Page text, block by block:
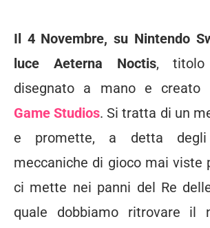
Il 4 Novembre, su Nintendo
luce Aeterna Noctis, titolo
disegnato a mano e creato
Game Studios. Si tratta di un
e promette, a detta degli
meccaniche di gioco mai viste
ci mette nei panni del Re
quale dobbiamo ritrovare il